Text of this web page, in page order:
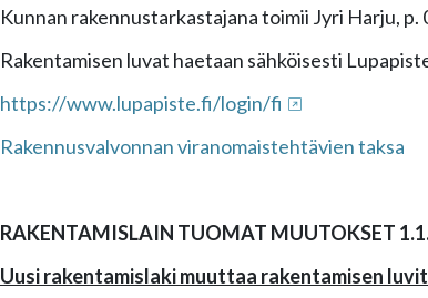
Kunnan rakennustarkastajana toimii Jyri Harju, p.
Rakentamisen luvat haetaan sähköisesti
https://www.lupapiste.fi/login/fi
Rakennusvalvonnan viranomaistehtävien taksa
RAKENTAMISLAIN TUOMAT MUUTOKSET
Uusi rakentamislaki muuttaa rakentamisen